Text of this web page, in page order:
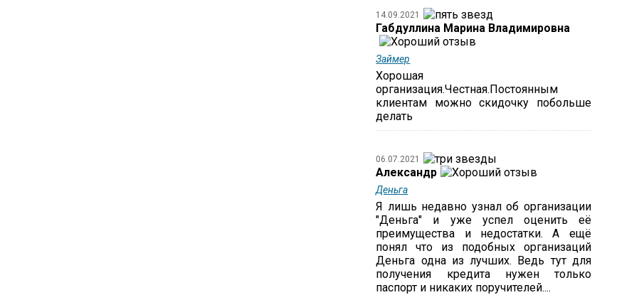
14.09.2021
Габдуллина Марина Владимировна
Займер
Хорошая
организация.Честная.Постоянным
клиентам можно скидочку побольше
делать
06.07.2021
Александр
Деньга
Я лишь недавно узнал об организации
"Деньга" и уже успел оценить её
преимущества и недостатки. А ещё
понял что из подобных организаций
Деньга одна из лучших. Ведь тут для
получения кредита нужен только
паспорт и никаких поручителей....